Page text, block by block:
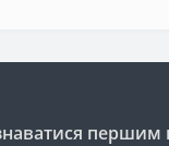
першим